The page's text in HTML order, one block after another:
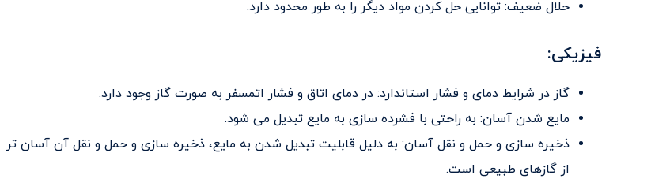
حلال ضعیف: توانایی حل کردن مواد دیگر را به طور محدود دارد.
فیزیکی:
گاز در شرایط دمای و فشار استاندارد: در دمای اتاق و فشار اتمسفر به صورت گاز وجود دارد.
مایع شدن آسان: به راحتی با فشرده سازی به مایع تبدیل می شود.
ذخیره سازی و حمل و نقل آسان: به دلیل قابلیت تبدیل شدن به مایع، ذخیره سازی و حمل و نقل آن آسان تر
از گازهای طبیعی است.